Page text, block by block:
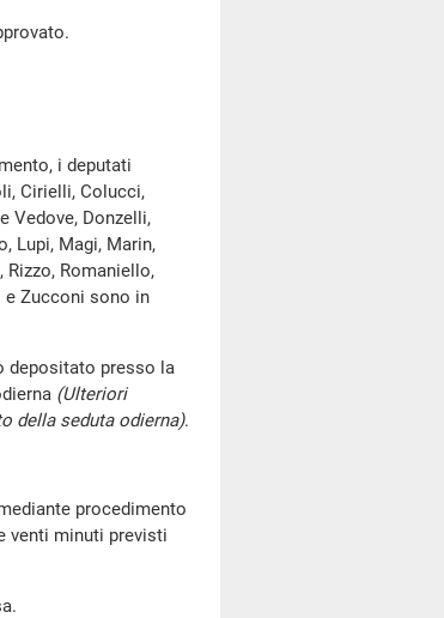
i deputati
Cirielli, Colucci,
Vedove, Donzelli,
Lupi, Magi, Marin,
Rizzo, Romaniello,
e Zucconi sono in
depositato presso la
(Ulteriori
della seduta odierna).
procedimento
venti minuti previsti